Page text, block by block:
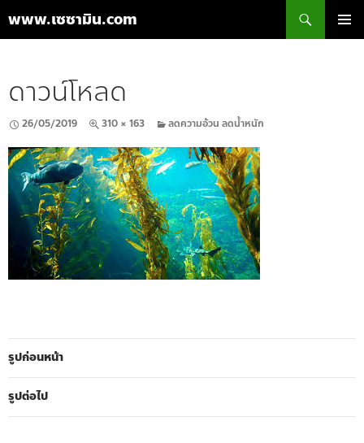
www.เซซามิน.com
เนื้อหา
ดาวน์โหลด
26/05/2019 310 × 163 ลดความอ้วน ลดน้ำหนัก
รูปก่อนหน้า
รูปต่อไป